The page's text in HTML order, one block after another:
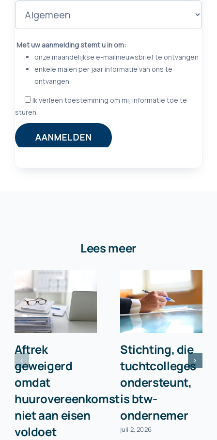
Lees meer
Aftrek
geweigerd
omdat
huurovereenkomst
niet aan eisen
voldoet
Stichting, die
tuchtcolleges
ondersteunt,
is btw-
ondernemer
juli 2, 2026